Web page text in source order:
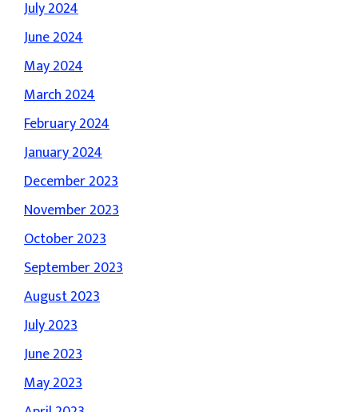
July 2024
June 2024
May 2024
March 2024
February 2024
January 2024
December 2023
November 2023
October 2023
September 2023
August 2023
July 2023
June 2023
May 2023